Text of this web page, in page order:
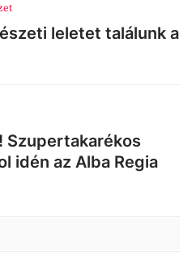
leletet találunk a
Szupertakarékos
idén az Alba Regia